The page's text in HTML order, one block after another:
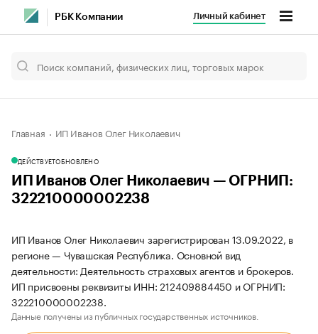
РБК Компании Личный кабинет
Главная ИП Иванов Олег Николаевич
ДЕЙСТВУЕТОБНОВЛЕНО
ИП Иванов Олег Николаевич — ОГРНИП:
322210000002238
ИП Иванов Олег Николаевич зарегистрирован 13.09.2022, в
регионе — Чувашская Республика. Основной вид
деятельности: Деятельность страховых агентов и брокеров.
ИП присвоены реквизиты ИНН: 212409884450 и ОГРНИП:
322210000002238.
Данные получены из публичных государственных источников.